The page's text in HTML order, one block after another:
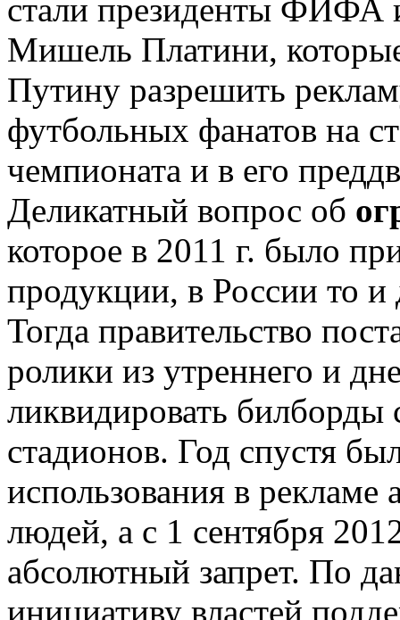
стали президенты
Мишель Платини,
Путину разрешить
футбольных фанатов на
чемпионата и в его
Деликатный вопрос об
которое в 2011 г. было
продукции, в России то и
Тогда правительство
ролики из утреннего и
ликвидировать билборды
стадионов. Год спустя
использования в рекламе
людей, а с 1 сентября
абсолютный запрет. По
инициативу властей